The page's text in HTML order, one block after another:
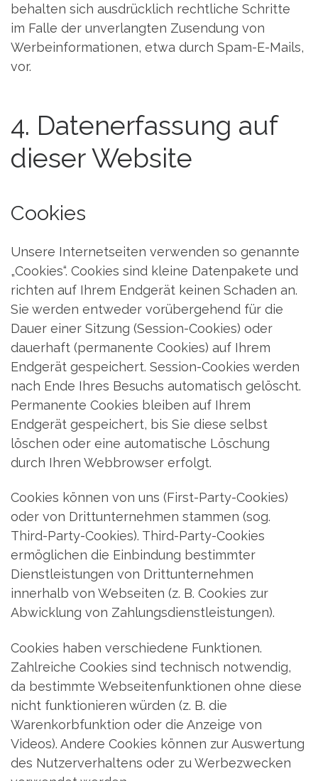
behalten sich ausdrücklich rechtliche Schritte
im Falle der unverlangten Zusendung von
Werbeinformationen, etwa durch Spam-E-Mails,
vor.
4. Datenerfassung auf
dieser Website
Cookies
Unsere Internetseiten verwenden so genannte
„Cookies“. Cookies sind kleine Datenpakete und
richten auf Ihrem Endgerät keinen Schaden an.
Sie werden entweder vorübergehend für die
Dauer einer Sitzung (Session-Cookies) oder
dauerhaft (permanente Cookies) auf Ihrem
Endgerät gespeichert. Session-Cookies werden
nach Ende Ihres Besuchs automatisch gelöscht.
Permanente Cookies bleiben auf Ihrem
Endgerät gespeichert, bis Sie diese selbst
löschen oder eine automatische Löschung
durch Ihren Webbrowser erfolgt.
Cookies können von uns (First-Party-Cookies)
oder von Drittunternehmen stammen (sog.
Third-Party-Cookies). Third-Party-Cookies
ermöglichen die Einbindung bestimmter
Dienstleistungen von Drittunternehmen
innerhalb von Webseiten (z. B. Cookies zur
Abwicklung von Zahlungsdienstleistungen).
Cookies haben verschiedene Funktionen.
Zahlreiche Cookies sind technisch notwendig,
da bestimmte Webseitenfunktionen ohne diese
nicht funktionieren würden (z. B. die
Warenkorbfunktion oder die Anzeige von
Videos). Andere Cookies können zur Auswertung
des Nutzerverhaltens oder zu Werbezwecken